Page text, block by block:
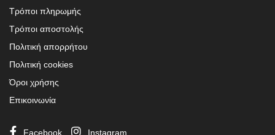
Τρόποι πληρωμής
Τρόποι αποστολής
Πολιτική απορρήτου
Πολιτική cookies
Όροι χρήσης
Επικοινωνία
Facebook Instagram